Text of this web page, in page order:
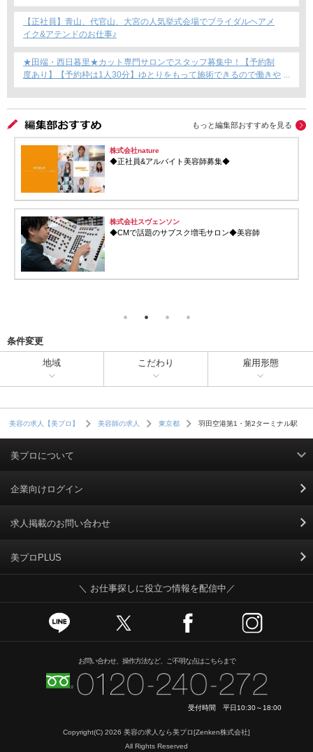
か？
【正社員】青山、代官山、大宮の人気挙式会場でブライダルヘアメ
イク&アテンドのお仕事♪
★田端・西日暮里★カット専門サロンでスタッフ募集中！【予約制
度あり】【予約枠は1人30分】ゆとりをもって施術できるので働きや
すい！これからカット専門店で働きたい方にもおすすめ◎
もっと編集部おすすめを見る
株式会社nature
◆正社員&アルバイト美容師募集◆
株式会社スヴェンソン
◆CMで話題のサブスク増毛サロン◆美容師
条件変更
地域 こだわり 雇用形態
美容の求人【美プロ】 美容師の求人 東京都 羽田空港第1・第2ターミナル駅
美プロについて
利用規約
掲載規約
個人情報保護ポリシー
個人情報のお取り扱いについて
Cookieポリシー
ニュースリリース
企業向けログイン
求人掲載のお問い合わせ
美プロPLUS
＼ お仕事探しに役立つ情報を配信中／
お問い合わせ、操作方法など、ご不明な点はこちらまで
受付時間 平日10:30～18:00
Copyright(C) 2026 美容の求人なら美プロ[Zenken株式会社]
All Rights Reserved